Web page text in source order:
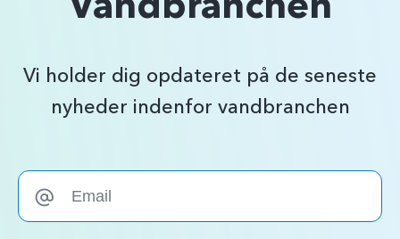
Vandbranchen
Vi holder dig opdateret på de seneste
nyheder indenfor vandbranchen